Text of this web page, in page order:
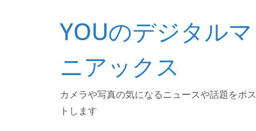
YOUのデジタルマ
ニアックス
カメラや写真の気になるニュースや話題をポス
トします